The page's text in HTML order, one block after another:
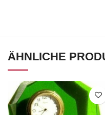
ÄHNLICHE